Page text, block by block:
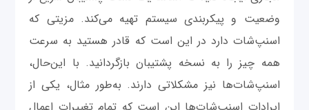
وضعیت و پیکربندی سیستم تهیه می‌کند. مزیتی که
اسنپ‌شات دارد در این است که قادر هستید به سرعت
همه چیز را به نسخه پشتیبان بازگردانید. با این‌حال،
اسنپ‌شات‌ها نیز مشکلاتی دارند. به‌طور مثال، یکی از